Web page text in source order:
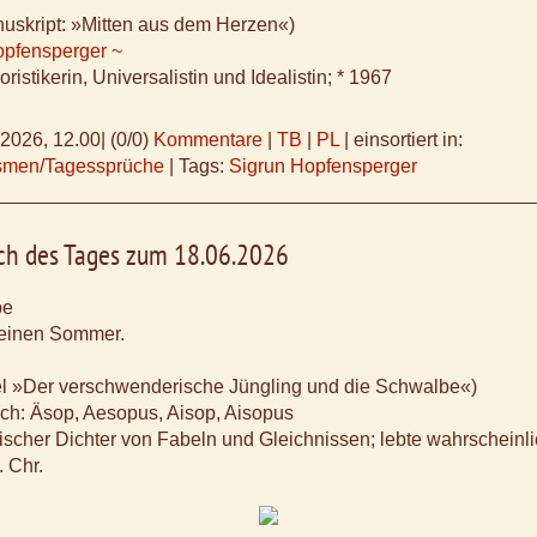
»Mitten aus dem Herzen«)
~
Universalistin und Idealistin; * 1967
12.00 (0/0) Kommentare TB PL
einsortiert in:
Tagessprüche
Tags: Sigrun Hopfensperger
des Tages zum 18.06.2026
Sommer.
»Der verschwenderische Jüngling und die Schwalbe«)
Äsop, Aesopus, Aisop, Aisopus
Dichter von Fabeln und Gleichnissen; lebte
Chr.